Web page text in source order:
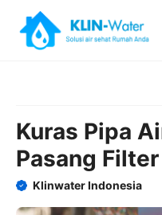
content
Kuras Pipa
Pasang
Klinwater Indonesia